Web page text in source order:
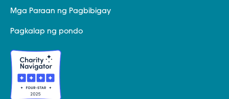
Mga Paraan ng Pagbibigay
Pagkalap ng pondo